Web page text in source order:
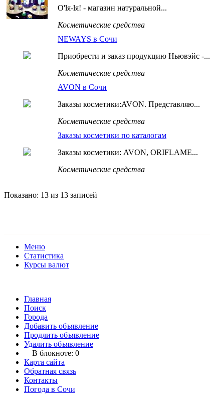
О'lя-lя! - магазин натуральной...
Косметические средства
NEWAYS в Сочи
Приобрести и заказ продукцию Ньювэйс -...
Косметические средства
AVON в Сочи
Заказы косметики:AVON. Представляю...
Косметические средства
Заказы косметики по каталогам
Заказы косметики: AVON, ORIFLAME...
Косметические средства
Показано: 13 из 13 записей
Меню
Статистика
Курсы валют
Главная
Поиск
Города
Добавить объявление
Продлить объявление
Удалить объявление
В блокноте: 0
Карта сайта
Обратная связь
Контакты
Погода в Сочи